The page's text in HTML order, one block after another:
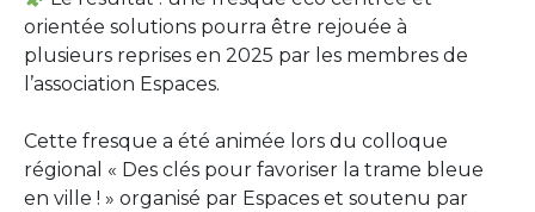
orientée solutions pourra être rejouée à
plusieurs reprises en 2025 par les membres de
l’association Espaces.
Cette fresque a été animée lors du colloque
régional « Des clés pour favoriser la trame bleue
en ville ! » organisé par Espaces et soutenu par